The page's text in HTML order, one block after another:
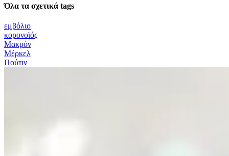
Όλα τα σχετικά tags
εμβόλιο
κορονοϊός
Μακρόν
Μέρκελ
Πούτιν